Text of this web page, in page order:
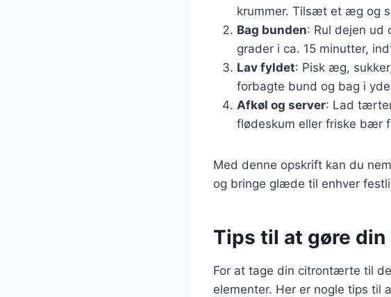
krummer. Tilsæt et æg og
Bag bunden: Rul dejen ud
grader i ca. 15 minutter,
Lav fyldet: Pisk æg,
forbagte bund og bag i
Afkøl og server: Lad
flødeskum eller friske bær
Med denne opskrift kan du
og bringe glæde til enhver
Tips til at gøre
For at tage din citrontærte til
elementer. Her er nogle tips til